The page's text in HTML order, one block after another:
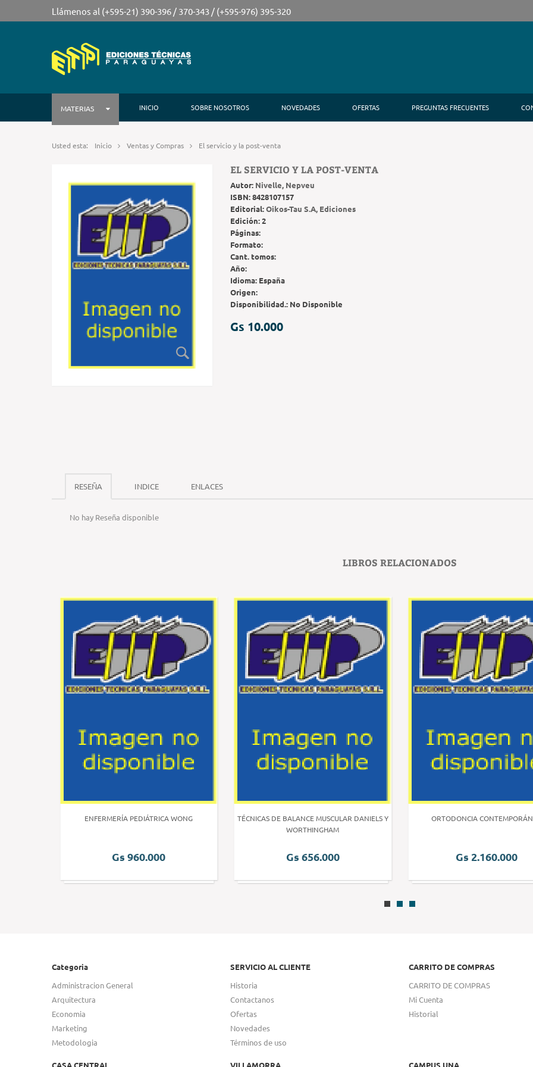
Llámenos al (+595-21) 390-396 / 370-343 / (+595-976) 395-320
MATERIAS INICIO SOBRE NOSOTROS NOVEDADES OFERTAS PREGUNTAS FRECUENTES
Usted esta: Inicio Ventas y Compras El servicio y la post-venta
EL SERVICIO Y LA POST-VENTA
Autor: Nivelle, Nepveu
ISBN:8428107157
Editorial:Oikos-Tau S.A, Ediciones
Edición:2
Páginas:
Formato:
Cant. tomos:
Año:
Idioma: España
Origen:
Disponibilidad.: No Disponible
Gs 10.000
RESEÑA INDICE ENLACES
No hay Reseña disponible
LIBROS RELACIONADOS
ENFERMERÍA PEDIÁTRICA WONG
Gs 960.000
TÉCNICAS DE BALANCE MUSCULAR DANIELS Y
WORTHINGHAM
Gs 656.000
ORTODONCIA
Gs 2.160.000
Categoria
Administracion General
Arquitectura
Economia
Marketing
Metodologia
SERVICIO AL CLIENTE
Historia
Contactanos
Ofertas
Novedades
Términos de uso
CARRITO DE COMPRAS
CARRITO DE COMPRAS
Mi Cuenta
Historial
CASA CENTRAL VILLAMORRA CAMPUS UNA